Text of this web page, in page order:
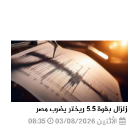
زلزال بقوة 5.5 ريختر يضرب مصر
الأثنين 03/08/2026
08:35